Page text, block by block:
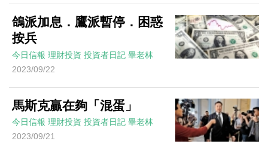
鴿派加息．鷹派暫停．困惑
按兵
今日信報 理財投資 投資者日記 畢老林
2023/09/22
馬斯克贏在夠「混蛋」
今日信報 理財投資 投資者日記 畢老林
2023/09/21